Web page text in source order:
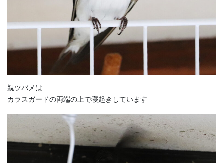
親ツバメは
カラスガードの両端の上で寝起きしています